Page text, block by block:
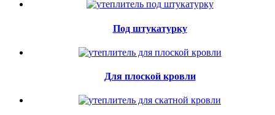
Под штукатурку
Для плоской кровли